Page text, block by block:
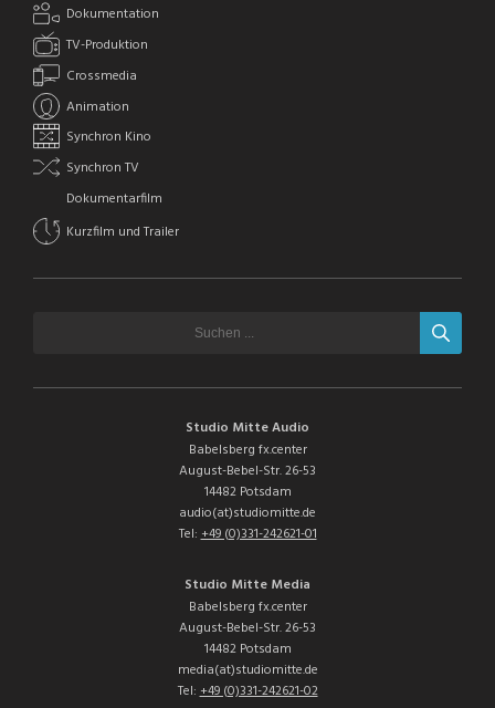
Dokumentation
TV-Produktion
Crossmedia
Animation
Synchron Kino
Synchron TV
Dokumentarfilm
Kurzfilm und Trailer
Studio Mitte Audio
Babelsberg fx.center
August-Bebel-Str. 26-53
14482 Potsdam
audio(at)studiomitte.de
Tel:+49 (0)331-242621-01
Studio Mitte Media
Babelsberg fx.center
August-Bebel-Str. 26-53
14482 Potsdam
media(at)studiomitte.de
Tel:+49 (0)331-242621-02